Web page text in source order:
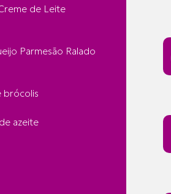
de Leite
Parmesão Ralado
azeite